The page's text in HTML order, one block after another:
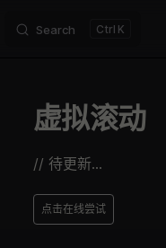
Search K
虚拟滚动
// 待更新...
点击在线尝试